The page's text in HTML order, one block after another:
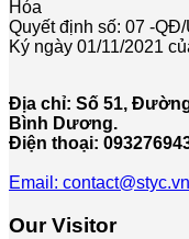
Hóa
Quyết định số: 07 -QĐ/
Ký ngày 01/11/2021
Địa chỉ: Số 51,
Bình Dương.
Điện thoại:
Email: contact@styc.vn
Our Visitor